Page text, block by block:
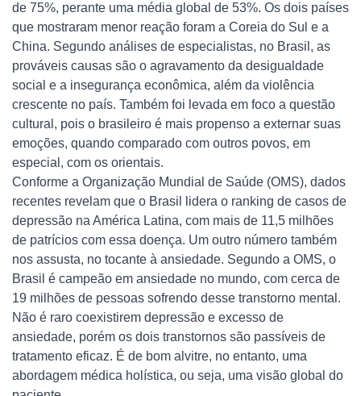
de 75%, perante uma média global de 53%. Os dois países
que mostraram menor reação foram a Coreia do Sul e a
China. Segundo análises de especialistas, no Brasil, as
prováveis causas são o agravamento da desigualdade
social e a insegurança econômica, além da violência
crescente no país. Também foi levada em foco a questão
cultural, pois o brasileiro é mais propenso a externar suas
emoções, quando comparado com outros povos, em
especial, com os orientais.
Conforme a Organização Mundial de Saúde (OMS), dados
recentes revelam que o Brasil lidera o ranking de casos de
depressão na América Latina, com mais de 11,5 milhões
de patrícios com essa doença. Um outro número também
nos assusta, no tocante à ansiedade. Segundo a OMS, o
Brasil é campeão em ansiedade no mundo, com cerca de
19 milhões de pessoas sofrendo desse transtorno mental.
Não é raro coexistirem depressão e excesso de
ansiedade, porém os dois transtornos são passíveis de
tratamento eficaz. É de bom alvitre, no entanto, uma
abordagem médica holística, ou seja, uma visão global do